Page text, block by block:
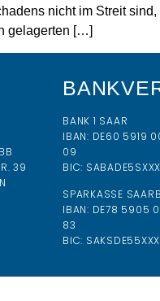
nicht im Streit sind,
gelagerten […]
39
BANK 1 SAAR
IBAN: DE60 5919
09
BIC: SABADE5SXXX
SPARKASSE
IBAN: DE78 5905
83
BIC: SAKSDE55XXX